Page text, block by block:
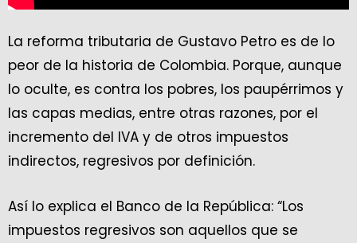
La reforma tributaria de Gustavo Petro es de lo
peor de la historia de Colombia. Porque, aunque
lo oculte, es contra los pobres, los paupérrimos y
las capas medias, entre otras razones, por el
incremento del IVA y de otros impuestos
indirectos, regresivos por definición.
Así lo explica el Banco de la República: “Los
impuestos regresivos son aquellos que se